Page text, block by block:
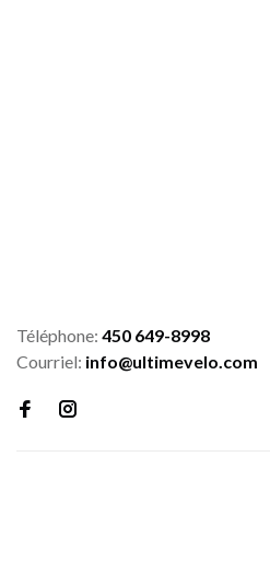
Téléphone: 450 649-8998
Courriel: info@ultimevelo.com